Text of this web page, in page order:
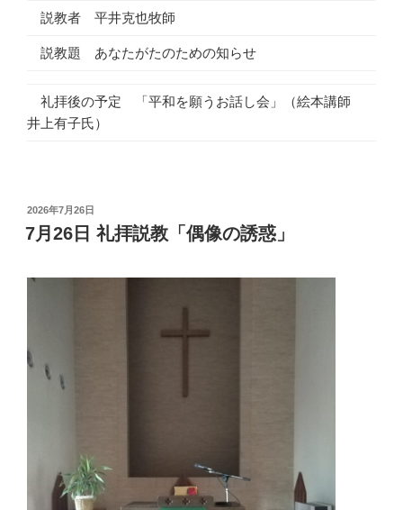
説教者 平井克也牧師
説教題 あなたがたのための知らせ
礼拝後の予定 「平和を願うお話し会」（絵本講師
井上有子氏）
投
稿
日:
2026年7月26日
7月26日 礼拝説教「偶像の誘惑」